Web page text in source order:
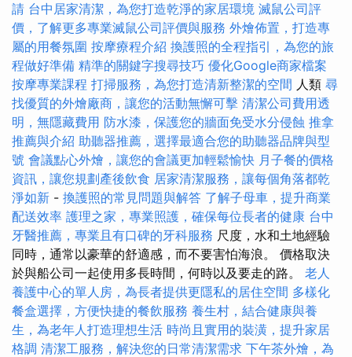
請 台中居家清潔，為您打造乾淨的家居環境 滅鼠公司評
價，了解更多專業滅鼠公司評價與服務 外燴佈置，打造專
屬的用餐氛圍 按摩療程介紹 換護照的全程指引，為您的旅
程做好準備 精準的關鍵字搜尋技巧 優化Google商家檔案
按摩專業課程 打掃服務，為您打造清新整潔的空間 人類 尋
找優質的外燴廠商，讓您的活動無懈可擊 清潔公司費用透
明，無隱藏費用 防水漆，保護您的牆面免受水分侵蝕 推拿
推薦與介紹 助聽器推薦，選擇最適合您的助聽器品牌與型
號 會議點心外燴，讓您的會議更加輕鬆愉快 月子餐的價格
資訊，讓您規劃產後飲食 居家清潔服務，讓每個角落都乾
淨如新 - 換護照的常見問題與解答 了解子母車，提升商業
配送效率 護理之家，專業照護，確保每位長者的健康 台中
牙醫推薦，專業且有口碑的牙科服務 尺度，水和土地經驗
同時，通常以豪華的舒適感，而不要害怕海浪。 價格取決
於與船公司一起使用多長時間，何時以及要走的路。 老人
養護中心的單人房，為長者提供更隱私的居住空間 多樣化
餐盒選擇，方便快捷的餐飲服務 養生村，結合健康與養
生，為老年人打造理想生活 時尚且實用的裝潢，提升家居
格調 清潔工服務，解決您的日常清潔需求 下午茶外燴，為